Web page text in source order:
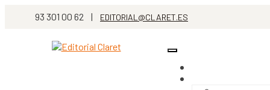
93 301 00 62 | EDITORIAL@CLARET.ES